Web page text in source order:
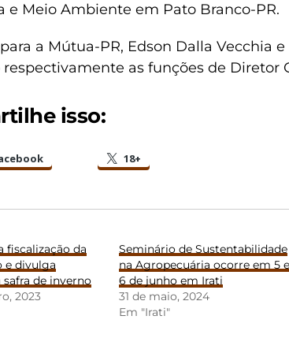
e Meio Ambiente em Pato Branco-PR.
a Mútua-PR, Edson Dalla Vecchia
respectivamente as funções de Diretor
isso:
18+
fiscalização da
e divulga
safra de inverno
2023
Seminário de Sustentabilidade
na Agropecuária ocorre em 5 e
6 de junho em Irati
31 de maio, 2024
Em "Irati"